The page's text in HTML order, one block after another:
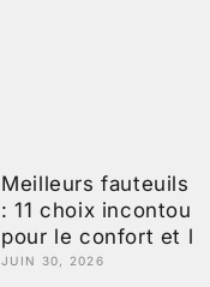
Meilleurs fauteuils
: 11 choix
pour le confort et
JUIN 30, 2026